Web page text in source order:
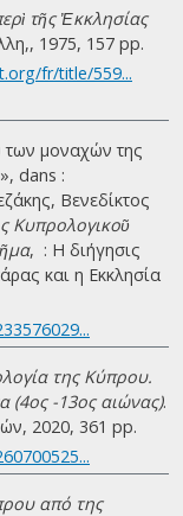
τῆς Ἐκκλησίας
1975, 157 pp.
fr/title/559...
των μοναχών της
dans :
Βενεδίκτος
Κυπρολογικοῦ
, : Η διήγησις
και η Εκκλησία
της Κύπρου.
(4ος -13ος αιώνας).
2020, 361 pp.
από της